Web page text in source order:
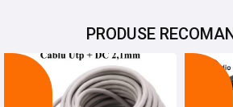
PRODUSE